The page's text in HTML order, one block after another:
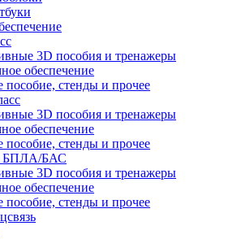
3D пособия и тренажеры
обеспечение
пособие, стенды и прочее
3D пособия и тренажеры
обеспечение
пособие, стенды и прочее
БПЛА/БАС
3D пособия и тренажеры
обеспечение
пособие, стенды и прочее